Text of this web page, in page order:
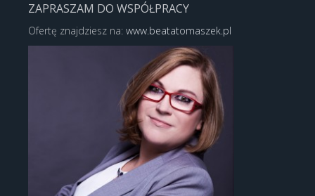
ZAPRASZAM DO WSPÓŁPRACY
Ofertę znajdziesz na: www.beatatomaszek.pl